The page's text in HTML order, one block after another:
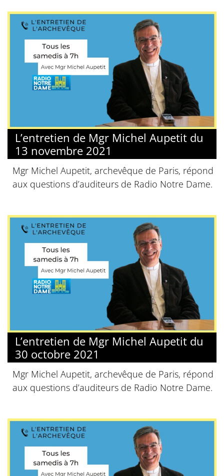
L’entretien de Mgr Michel Aupetit du
13 novembre 2021
Mgr Michel Aupetit, archevêque de Paris, répond
aux questions d’auditeurs de Radio Notre Dame.
L’entretien de Mgr Michel Aupetit du
30 octobre 2021
Mgr Michel Aupetit, archevêque de Paris, répond
aux questions d’auditeurs de Radio Notre Dame.